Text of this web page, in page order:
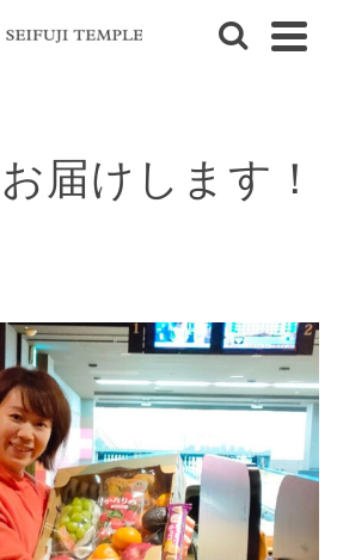
届けします！